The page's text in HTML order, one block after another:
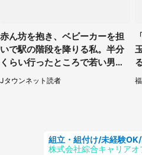
赤ん坊を抱き、ベビーカーを担
いで駅の階段を降りる私。半分
くらい行ったところで若い男性
が...（埼玉県・50代女性）
Jタウンネット読者
株式会社綜合キャリアオ